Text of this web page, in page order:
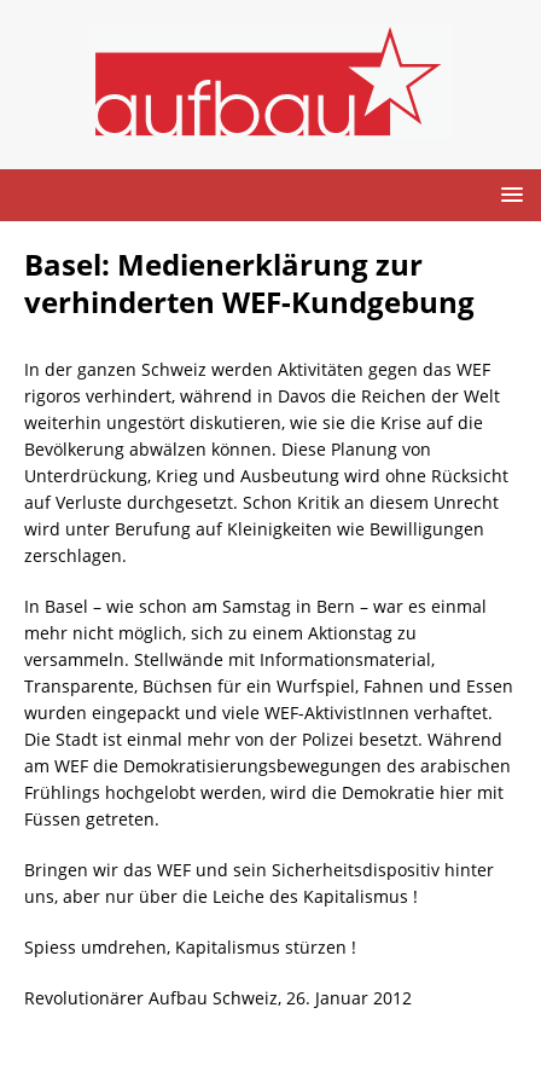
Basel: Medienerklärung zur
verhinderten WEF-Kundgebung
In der ganzen Schweiz werden Aktivitäten gegen das WEF
rigoros verhindert, während in Davos die Reichen der Welt
weiterhin ungestört diskutieren, wie sie die Krise auf die
Bevölkerung abwälzen können. Diese Planung von
Unterdrückung, Krieg und Ausbeutung wird ohne Rücksicht
auf Verluste durchgesetzt. Schon Kritik an diesem Unrecht
wird unter Berufung auf Kleinigkeiten wie Bewilligungen
zerschlagen.
In Basel – wie schon am Samstag in Bern – war es einmal
mehr nicht möglich, sich zu einem Aktionstag zu
versammeln. Stellwände mit Informationsmaterial,
Transparente, Büchsen für ein Wurfspiel, Fahnen und Essen
wurden eingepackt und viele WEF-AktivistInnen verhaftet.
Die Stadt ist einmal mehr von der Polizei besetzt. Während
am WEF die Demokratisierungsbewegungen des arabischen
Frühlings hochgelobt werden, wird die Demokratie hier mit
Füssen getreten.
Bringen wir das WEF und sein Sicherheitsdispositiv hinter
uns, aber nur über die Leiche des Kapitalismus !
Spiess umdrehen, Kapitalismus stürzen !
Revolutionärer Aufbau Schweiz, 26. Januar 2012